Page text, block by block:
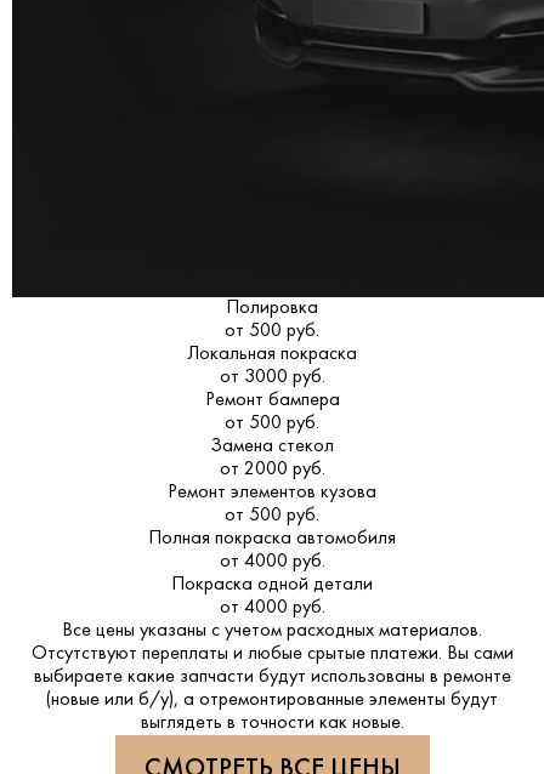
Полировка
от 500 руб.
Локальная покраска
от 3000 руб.
Ремонт бампера
от 500 руб.
Замена стекол
от 2000 руб.
Ремонт элементов кузова
от 500 руб.
Полная покраска автомобиля
от 4000 руб.
Покраска одной детали
от 4000 руб.
Все цены указаны с учетом расходных материалов.
Отсутствуют переплаты и любые срытые платежи. Вы сами
выбираете какие запчасти будут использованы в ремонте
(новые или б/у), а отремонтированные элементы будут
выглядеть в точности как новые.